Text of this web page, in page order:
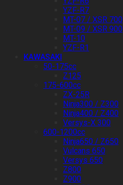
YZF-R7
MT-07 / XSR 700
MT-09 / XSR 900
MT-10
YZF-R1
KAWASAKI
50-175cc
Z125
175-600cc
ZX-25R
Ninja300 / Z300
Ninja400 / Z400
Versys-X 300
600-1200cc
Ninja650 / Z650
Vulcans 650
Versys 650
Z800
Z900